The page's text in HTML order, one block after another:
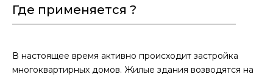
Где применяется ?
В настоящее время активно происходит застройка
многоквартирных домов. Жилые здания возводятся на